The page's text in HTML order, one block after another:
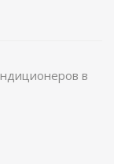
в